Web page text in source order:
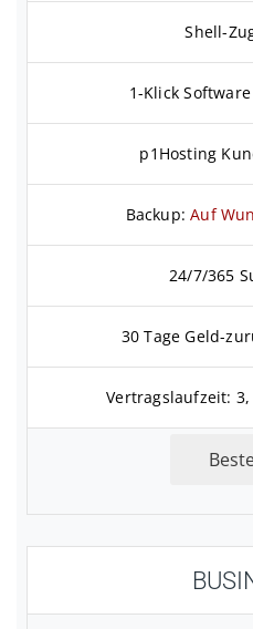
Shell-
1-Klick
p1Hosting
Backup:Auf
24/7/365
30 Tage Geld-
Vertragslaufzeit: